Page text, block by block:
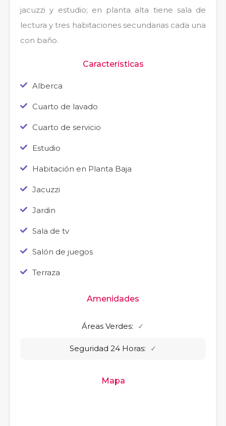
jacuzzi y estudio; en planta alta tiene sala de
lectura y tres habitaciones secundarias cada una
con baño.
Características
Alberca
Cuarto de lavado
Cuarto de servicio
Estudio
Habitación en Planta Baja
Jacuzzi
Jardin
Sala de tv
Salón de juegos
Terraza
Amenidades
Áreas Verdes: ✓
Seguridad 24 Horas: ✓
Mapa